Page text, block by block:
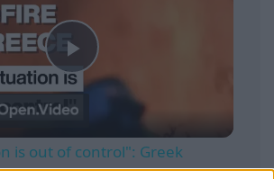
Play
Video
is out of control": Greek